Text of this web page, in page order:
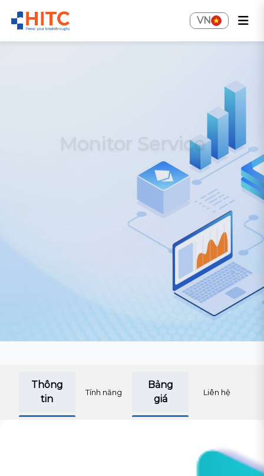
VN
Monitor Service
Thông
tin
Tính năng
Bảng
giá
Liên hệ